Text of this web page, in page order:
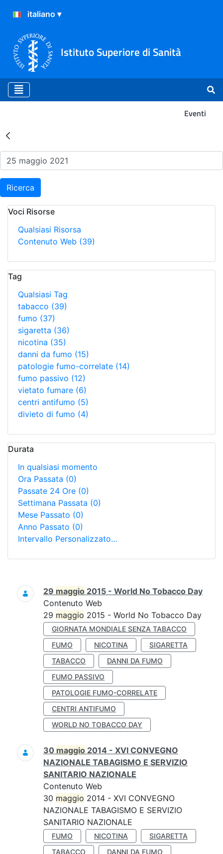
Istituto Superiore di Sanità
Eventi
Risultati della Ricerca -
Ricerca
Voci Risorse
Qualsiasi Risorsa
Contenuto Web (39)
Tag
Qualsiasi Tag
tabacco (39)
fumo (37)
sigaretta (36)
nicotina (35)
danni da fumo (15)
patologie fumo-correlate (14)
fumo passivo (12)
vietato fumare (6)
centri antifumo (5)
divieto di fumo (4)
Durata
In qualsiasi momento
Ora Passata (0)
Passate 24 Ore (0)
Settimana Passata (0)
Mese Passato (0)
Anno Passato (0)
Intervallo Personalizzato…
Ricerca
29 maggio 2015 - World No Tobacco Day
Contenuto Web
29 maggio 2015 - World No Tobacco Day
GIORNATA MONDIALE SENZA TABACCO
FUMO
NICOTINA
SIGARETTA
TABACCO
DANNI DA FUMO
FUMO PASSIVO
PATOLOGIE FUMO-CORRELATE
CENTRI ANTIFUMO
WORLD NO TOBACCO DAY
30 maggio 2014 - XVI CONVEGNO
NAZIONALE TABAGISMO E SERVIZIO
SANITARIO NAZIONALE
Contenuto Web
30 maggio 2014 - XVI CONVEGNO
NAZIONALE TABAGISMO E SERVIZIO
SANITARIO NAZIONALE
FUMO NICOTINA
SIGARETTA
TABACCO
DANNI DA FUMO